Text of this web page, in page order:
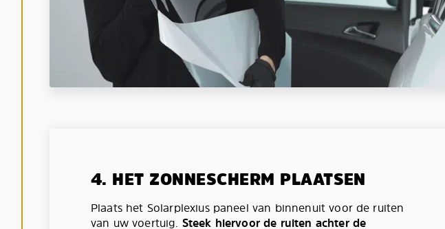
4. HET ZONNESCHERM PLAATSEN
Plaats het Solarplexius paneel van binnenuit voor de ruiten
van uw voertuig. Steek hiervoor de ruiten achter de